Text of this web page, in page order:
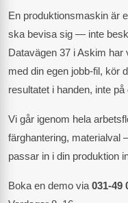
En produktionsmaskin är
ska bevisa sig — inte
Datavägen 37 i Askim har
med din egen jobb-fil, kör
resultatet i handen, inte på
Vi går igenom hela
färghantering,
passar in i din produktion
Boka en demo via 031-49